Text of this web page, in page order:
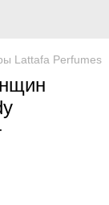
Lattafa Perfumes